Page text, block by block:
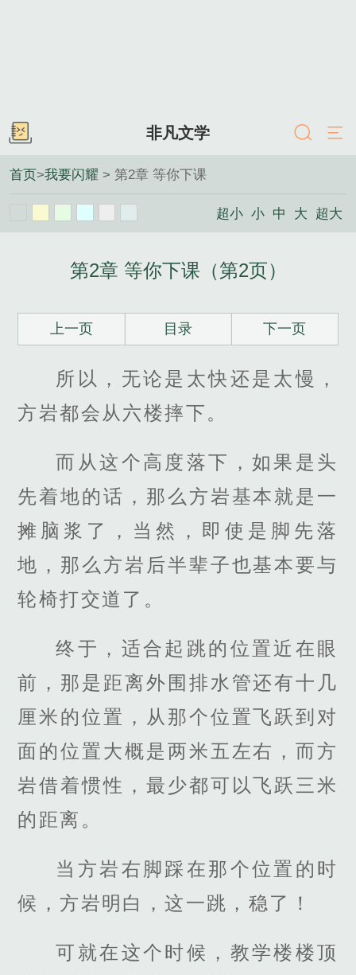
非凡文学
首页>我要闪耀 > 第2章 等你下课
超小 小 中 大 超大
第2章 等你下课（第2页）
上一页 目录 下一页
所以，无论是太快还是太慢，
方岩都会从六楼摔下。
而从这个高度落下，如果是头
先着地的话，那么方岩基本就是一
摊脑浆了，当然，即使是脚先落
地，那么方岩后半辈子也基本要与
轮椅打交道了。
终于，适合起跳的位置近在眼
前，那是距离外围排水管还有十几
厘米的位置，从那个位置飞跃到对
面的位置大概是两米五左右，而方
岩借着惯性，最少都可以飞跃三米
的距离。
当方岩右脚踩在那个位置的时
候，方岩明白，这一跳，稳了！
可就在这个时候，教学楼楼顶